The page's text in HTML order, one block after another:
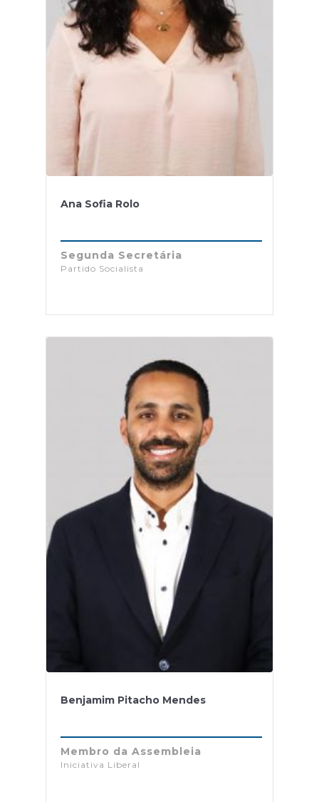
Ana Sofia Rolo
Segunda Secretária
Partido Socialista
Benjamim Pitacho Mendes
Membro da Assembleia
Iniciativa Liberal